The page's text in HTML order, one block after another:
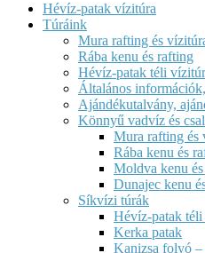
Hévíz-patak vízitúra
Túráink
Mura rafting és
Rába kenu és rafting
Hévíz-patak téli
Általános
Ajándékutalvány,
Könnyű vadvíz és
Mura rafting és
Rába kenu és
Moldva kenu
Dunajec kenu
Síkvízi túrák
Hévíz-patak
Kerka patak
Kanizsa folyó –